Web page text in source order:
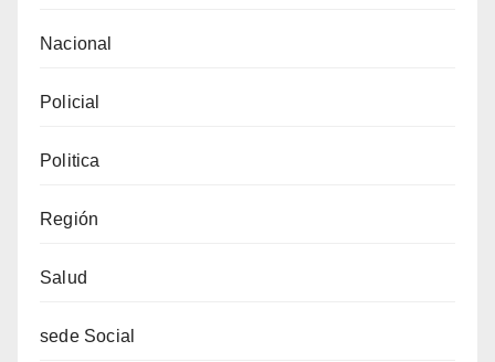
Nacional
Policial
Politica
Región
Salud
sede Social